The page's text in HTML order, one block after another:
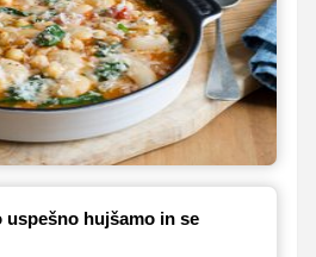
uspešno hujšamo in se